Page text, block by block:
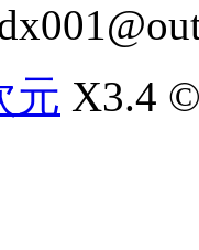
元 X3.4